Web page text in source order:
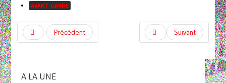
AVANT-GARDE
Précédent Suivant
A LA UNE